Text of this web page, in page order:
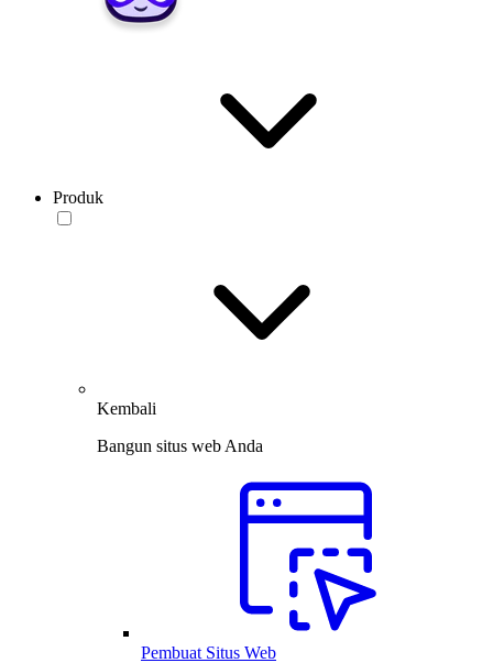
Produk
Kembali
Bangun situs web Anda
Pembuat Situs Web